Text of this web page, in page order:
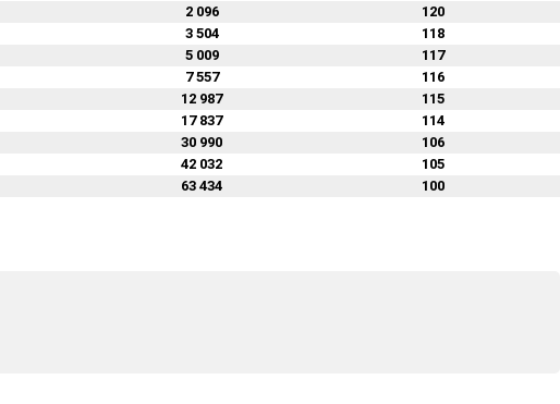
2 096
120
3 504
118
5 009
117
7 557
116
12 987
115
17 837
114
30 990
106
42 032
105
63 434 100